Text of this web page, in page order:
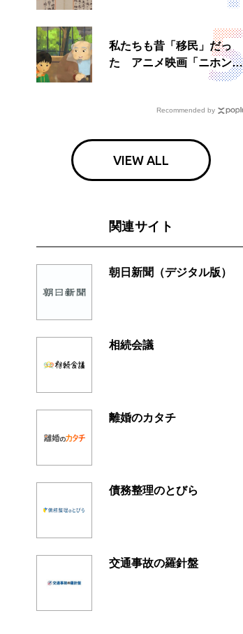
読む もう一つの「終戦の
私たちも昔「移民」だっ
た アニメ映画「ニホンジ
Recommended by
VIEW ALL
関連サイト
朝日新聞（デジタル版）
相続会議
離婚のカタチ
債務整理のとびら
交通事故の羅針盤